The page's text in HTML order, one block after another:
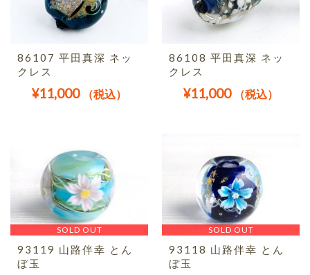
86107 平田真深 ネッ
クレス
¥11,000 （税込）
86108 平田真深 ネッ
クレス
¥11,000 （税込）
SOLD OUT
93119 山路伴幸 とん
ぼ玉
SOLD OUT
93118 山路伴幸 とん
ぼ玉